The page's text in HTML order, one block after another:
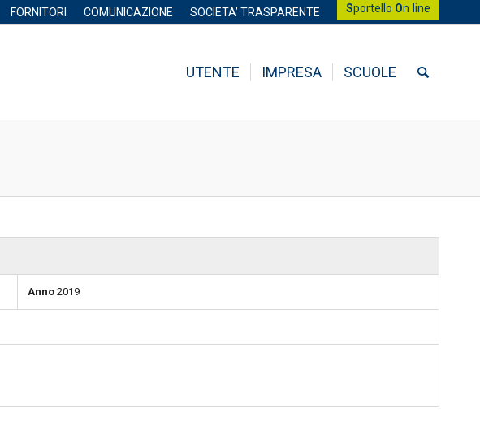
FORNITORI COMUNICAZIONE SOCIETA’ TRASPARENTE Sportello On ine
UTENTE IMPRESA SCUOLE
Anno 2019